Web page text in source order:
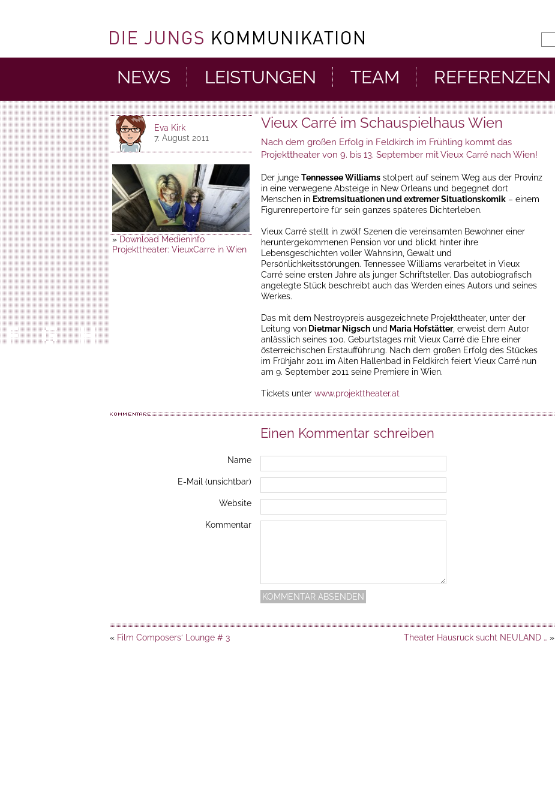
NEWS LEISTUNGEN TEAM REFERENZEN
Eva Kirk
7. August 2011
» Download Medieninfo
Projekttheater: VieuxCarre in Wien
Vieux Carré im Schauspielhaus Wien
Nach dem großen Erfolg in Feldkirch im Frühling kommt das
Projekttheater von 9. bis 13. September mit Vieux Carré nach Wien!
Der junge Tennessee Williams stolpert auf seinem Weg aus der Provinz
in eine verwegene Absteige in New Orleans und begegnet dort
Menschen in Extremsituationen und extremer Situationskomik – einem
Figurenrepertoire für sein ganzes späteres Dichterleben.
Vieux Carré stellt in zwölf Szenen die vereinsamten Bewohner einer
heruntergekommenen Pension vor und blickt hinter ihre
Lebensgeschichten voller Wahnsinn, Gewalt und
Persönlichkeitsstörungen. Tennessee Williams verarbeitet in Vieux
Carré seine ersten Jahre als junger Schriftsteller. Das autobiografisch
angelegte Stück beschreibt auch das Werden eines Autors und seines
Werkes.
Das mit dem Nestroypreis ausgezeichnete Projekttheater, unter der
Leitung von Dietmar Nigsch und Maria Hofstätter, erweist dem Autor
anlässlich seines 100. Geburtstages mit Vieux Carré die Ehre einer
österreichischen Erstaufführung. Nach dem großen Erfolg des Stückes
im Frühjahr 2011 im Alten Hallenbad in Feldkirch feiert Vieux Carré nun
am 9. September 2011 seine Premiere in Wien.
Tickets unter www.projekttheater.at
Einen Kommentar schreiben
Name
E-Mail (unsichtbar)
Website
Kommentar
Theater Hausruck sucht NEULAND … »
« Film Composers‘ Lounge # 3